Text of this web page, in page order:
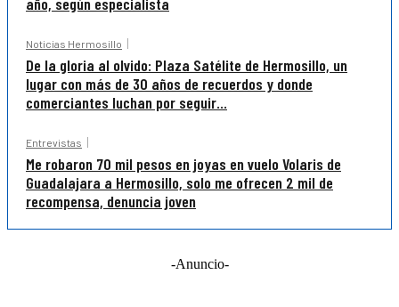
Noticias Hermosillo
De la gloria al olvido: Plaza Satélite de Hermosillo, un
lugar con más de 30 años de recuerdos y donde
comerciantes luchan por seguir...
Entrevistas
Me robaron 70 mil pesos en joyas en vuelo Volaris de
Guadalajara a Hermosillo, solo me ofrecen 2 mil de
recompensa, denuncia joven
-Anuncio-